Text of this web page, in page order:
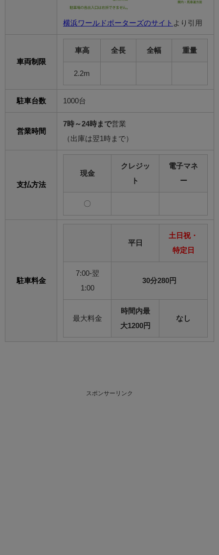
横浜ワールドポーターズのサイト より引用
車両制限
車高 全長 全幅 重量
2.2m
駐車台数 1000台
営業時間
7時～24時まで営業
（出庫は翌1時まで）
支払方法
現金
クレジッ
ト
電子マネ
ー
〇
駐車料金
平日
土日祝・
特定日
7:00-翌
1:00
30分280円
最大料金
時間内最
大1200円
なし
スポンサーリンク